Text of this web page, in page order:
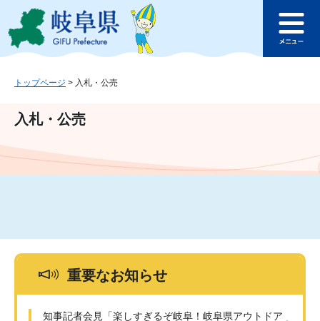
ジ
ュ
文
このページの本文へ
ュ
トップページ > 入札・公売
入札・公売
重要なお知らせ
知事記者会見「楽しすぎるぞ岐阜！岐阜県アウトドア